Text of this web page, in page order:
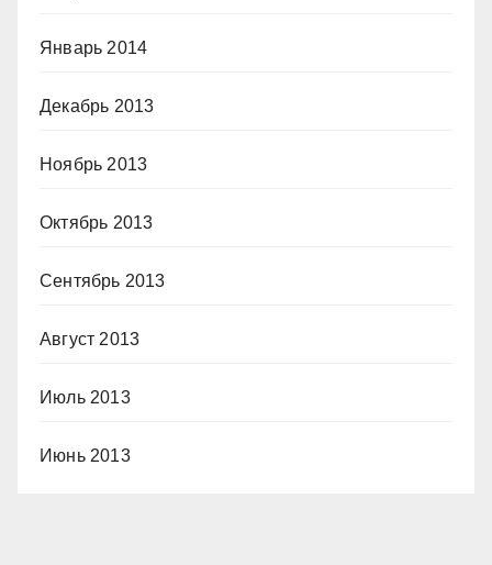
Январь 2014
Декабрь 2013
Ноябрь 2013
Октябрь 2013
Сентябрь 2013
Август 2013
Июль 2013
Июнь 2013